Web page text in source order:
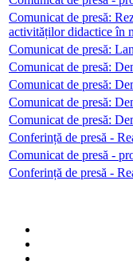
Comunicat de presă:
activităților didactice în
Comunicat de presă:
Comunicat de presă:
Comunicat de presă:
Comunicat de presă:
Comunicat de presă:
Conferință de presă -
Comunicat de presă -
Conferință de presă -